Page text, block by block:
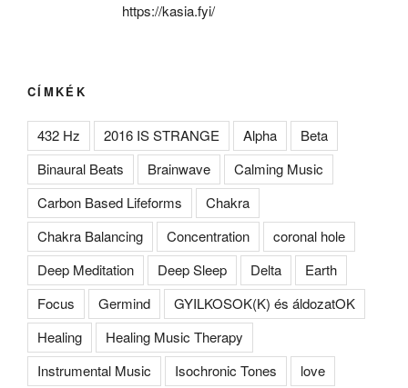
https://kasia.fyi/
CÍMKÉK
432 Hz 2016 IS STRANGE Alpha
Beta
Binaural Beats
Brainwave
Calming Music
Carbon Based Lifeforms
Chakra
Chakra Balancing
Concentration
coronal hole
Deep Meditation
Deep Sleep Delta
Earth
Focus
Germind
GYILKOSOK(K) és áldozatOK
Healing
Healing Music Therapy
Instrumental Music
Isochronic Tones love